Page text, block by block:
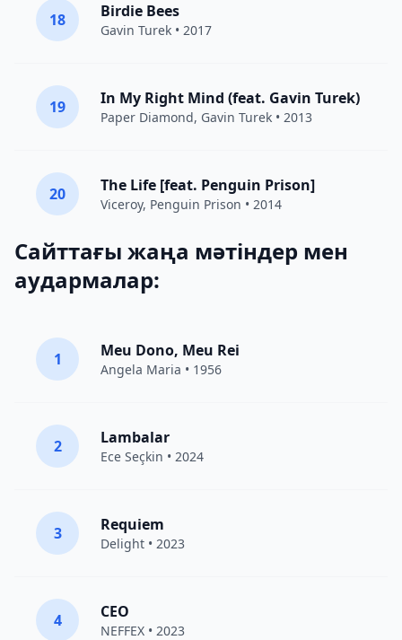
18 Birdie Bees
Gavin Turek • 2017
19 In My Right Mind (feat. Gavin Turek)
Paper Diamond, Gavin Turek • 2013
20 The Life [feat. Penguin Prison]
Viceroy, Penguin Prison • 2014
Сайттағы жаңа мәтіндер мен
аудармалар:
1 Meu Dono, Meu Rei
Angela Maria • 1956
2 Lambalar
Ece Seçkin • 2024
3 Requiem
Delight • 2023
4 CEO
NEFFEX • 2023